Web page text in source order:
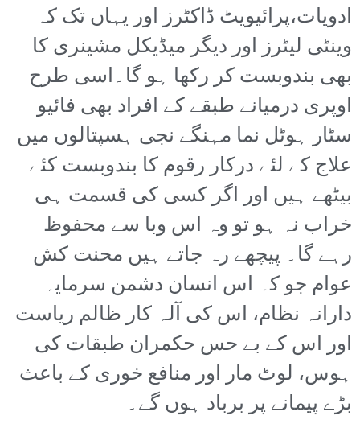
ادویات،پرائیویٹ ڈاکٹرز اور یہاں تک کہ
وینٹی لیٹرز اور دیگر میڈیکل مشینری کا
بھی بندوبست کر رکھا ہو گا۔اسی طرح
اوپری درمیانے طبقے کے افراد بھی فائیو
سٹار ہوٹل نما مہنگے نجی ہسپتالوں میں
علاج کے لئے درکار رقوم کا بندوبست کئے
بیٹھے ہیں اور اگر کسی کی قسمت ہی
خراب نہ ہو تو وہ اس وبا سے محفوظ
رہے گا۔ پیچھے رہ جاتے ہیں محنت کش
عوام جو کہ اس انسان دشمن سرمایہ
دارانہ نظام، اس کی آلہ کار ظالم ریاست
اور اس کے بے حس حکمران طبقات کی
ہوس، لوٹ مار اور منافع خوری کے باعث
بڑے پیمانے پر برباد ہوں گے۔